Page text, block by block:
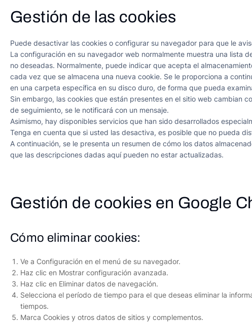
Gestión de las cookies
Puede desactivar las cookies o configurar su navegador para que le
La configuración en su navegador web normalmente muestra una lista
no deseadas. Normalmente, puede indicar que acepta el
cada vez que se almacena una nueva cookie. Se le proporciona a
en una carpeta específica en su disco duro, de forma que pueda
Sin embargo, las cookies que están presentes en el sitio web cambian
de seguimiento, se le notificará con un mensaje.
Asimismo, hay disponibles servicios que han sido desarrollados
Tenga en cuenta que si usted las desactiva, es posible que no pueda
A continuación, se le presenta un resumen de cómo los datos
que las descripciones dadas aquí pueden no estar actualizadas.
Gestión de cookies en Google
Cómo eliminar cookies:
Ve a Configuración en el menú de su navegador.
Haz clic en Mostrar configuración avanzada.
Haz clic en Eliminar datos de navegación.
Selecciona el período de tiempo para el que deseas eliminar la
tiempos.
Marca Cookies y otros datos de sitios y complementos.